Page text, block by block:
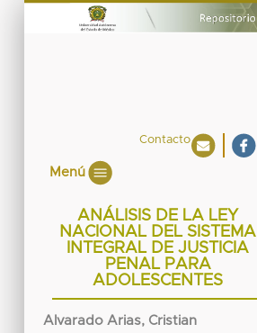
Contacto
Menú
ANÁLISIS DE LA LEY
NACIONAL DEL SISTEMA
INTEGRAL DE JUSTICIA
PENAL PARA
ADOLESCENTES
Alvarado Arias, Cristian